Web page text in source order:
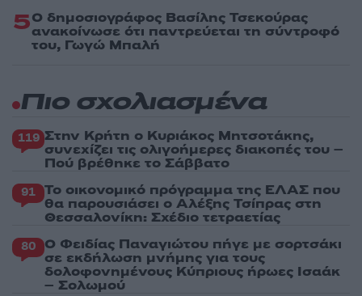
5Ο δημοσιογράφος Βασίλης Τσεκούρας
ανακοίνωσε ότι παντρεύεται τη σύντροφό
του, Γωγώ Μπαλή
Πιο σχολιασμένα
119 Στην Κρήτη ο Κυριάκος Μητσοτάκης,
συνεχίζει τις ολιγοήμερες διακοπές του –
Πού βρέθηκε το Σάββατο
91 Το οικονομικό πρόγραμμα της ΕΛΑΣ που
θα παρουσιάσει ο Αλέξης Τσίπρας στη
Θεσσαλονίκη: Σχέδιο τετραετίας
80 Ο Φειδίας Παναγιώτου πήγε με σορτσάκι
σε εκδήλωση μνήμης για τους
δολοφονημένους Κύπριους ήρωες Ισαάκ
– Σολωμού